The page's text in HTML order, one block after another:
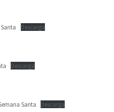
Descarga
Descarga
Santa Descarga